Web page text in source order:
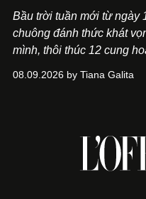
Bầu trời tuần mới từ ngày
chuông đánh thức khát
mình, thôi thúc 12 cung
08.09.2026 by Tiana Galita